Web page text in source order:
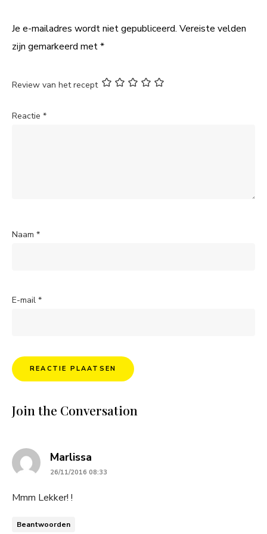
Je e-mailadres wordt niet gepubliceerd. Vereiste velden
zijn gemarkeerd met*
Review van het recept
Reactie *
Naam *
E-mail *
Join the Conversation
Marlissa
26/11/2016 08:33
Mmm Lekker! !
Beantwoorden